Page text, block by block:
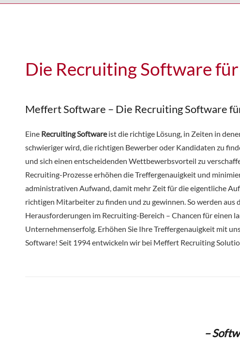
Die Recruiting Software
Meffert Software – Die Recruiting Software
Eine Recruiting Softwareist die richtige Lösung, in Zeiten in
schwieriger wird, die richtigen Bewerber oder Kandidaten zu
und sich einen entscheidenden Wettbewerbsvorteil zu
Recruiting-Prozesse erhöhen die Treffergenauigkeit und
administrativen Aufwand, damit mehr Zeit für die eigentliche
richtigen Mitarbeiter zu finden und zu gewinnen. So werden aus
Herausforderungen im Recruiting-Bereich – Chancen für einen
Unternehmenserfolg. Erhöhen Sie Ihre Treffergenauigkeit mit
Software! Seit 1994 entwickeln wir bei Meffert Recruiting
–